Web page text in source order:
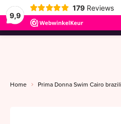
9,9
179 Reviews
menu
Home